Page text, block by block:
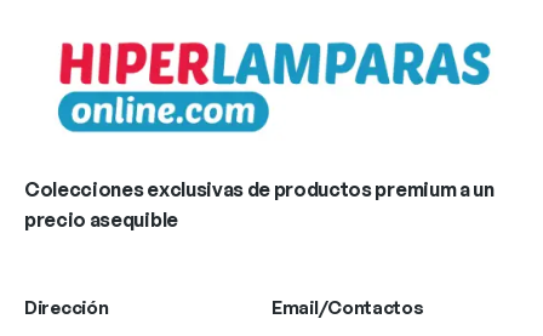
Colecciones exclusivas de productos premium a un
precio asequible
Dirección Email/Contactos